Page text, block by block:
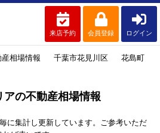
来店予約 会員登録 ログイン
相場情報 千葉市花見川区 花島町
に集計し更新しています。ご参考いただ